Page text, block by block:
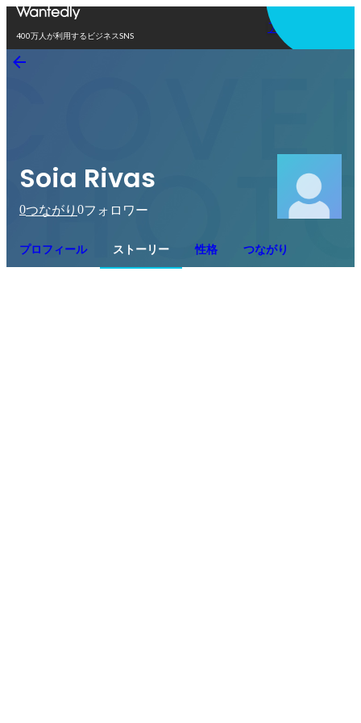
400万人が利用するビジネスSNS
アプリを使う
Soia Rivas
0つながり 0フォロワー
プロフィール ストーリー 性格 つながり